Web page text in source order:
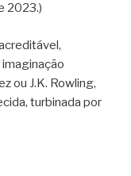
2023.)
ou J.K. Rowling,
turbinada por